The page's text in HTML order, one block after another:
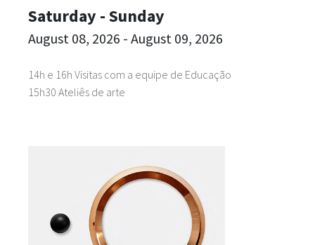
14h e 16h Visitas com a equipe de Educação
15h30 Ateliês de arte
Saturday - Sunday
August 08, 2026 - August 09, 2026